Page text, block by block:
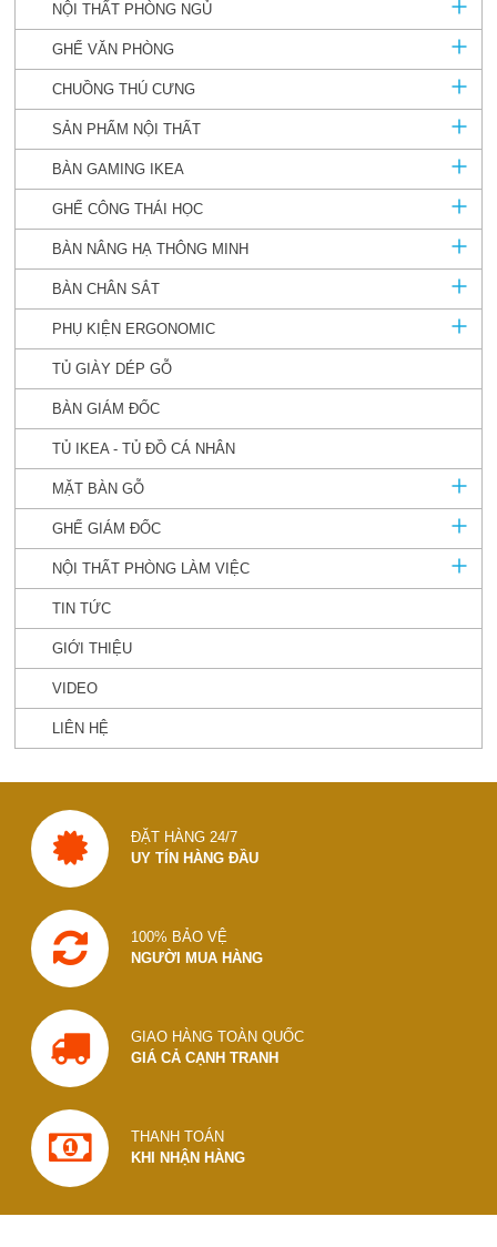
NỘI THẤT PHÒNG NGỦ
GHẾ VĂN PHÒNG
CHUỒNG THÚ CƯNG
SẢN PHẨM NỘI THẤT
BÀN GAMING IKEA
GHẾ CÔNG THÁI HỌC
BÀN NÂNG HẠ THÔNG MINH
BÀN CHÂN SẮT
PHỤ KIỆN ERGONOMIC
TỦ GIÀY DÉP GỖ
BÀN GIÁM ĐỐC
TỦ IKEA - TỦ ĐỒ CÁ NHÂN
MẶT BÀN GỖ
GHẾ GIÁM ĐỐC
NỘI THẤT PHÒNG LÀM VIỆC
TIN TỨC
GIỚI THIỆU
VIDEO
LIÊN HỆ
ĐẶT HÀNG 24/7
UY TÍN HÀNG ĐẦU
100% BẢO VỆ
NGƯỜI MUA HÀNG
GIAO HÀNG TOÀN QUỐC
GIÁ CẢ CẠNH TRANH
THANH TOÁN
KHI NHẬN HÀNG